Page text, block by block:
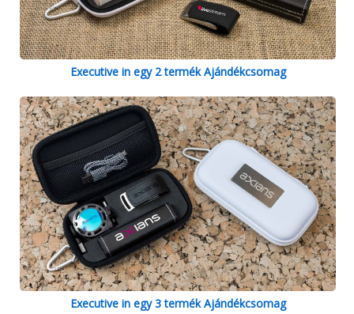
Executive in egy 2 termék Ajándékcsomag
Executive in egy 3 termék Ajándékcsomag